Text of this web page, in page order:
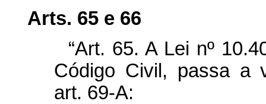
Arts. 65 e 66
“Art. 65. A Lei nº
Código Civil, passa a
art. 69-A: